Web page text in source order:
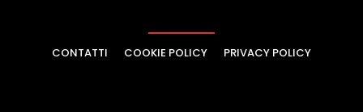
CONTATTI COOKIE POLICY PRIVACY POLICY